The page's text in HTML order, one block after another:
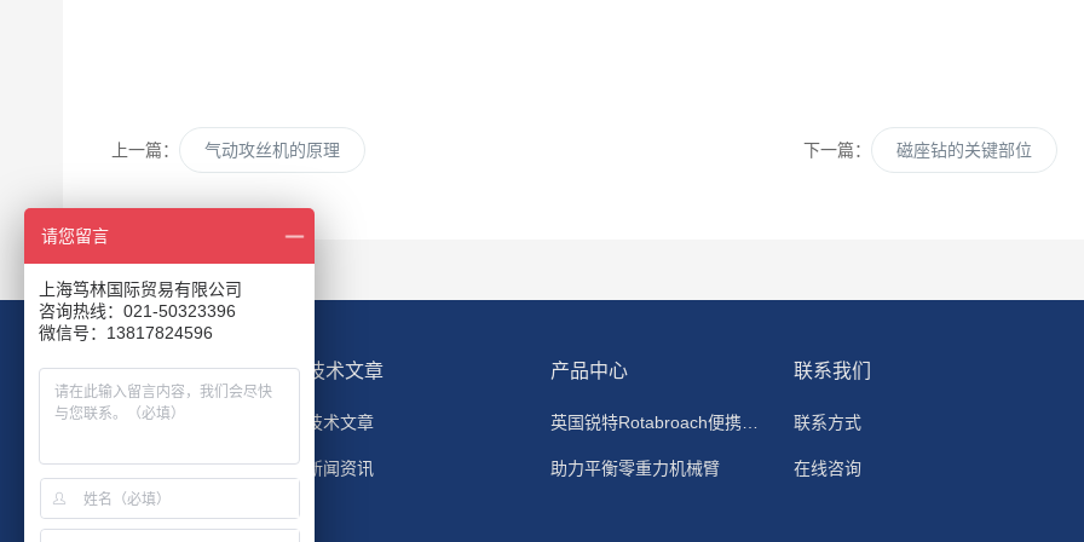
上一篇： 气动攻丝机的原理 下一篇： 磁座钻的关键部位
关于我们
关于我们
成功案例
技术文章
技术文章
新闻资讯
产品中心
助力平衡零重力机械臂
联系我们
联系方式
在线咨询
请您留言
上海笃林国际贸易有限公司
咨询热线：021-50323396
微信号：13817824596